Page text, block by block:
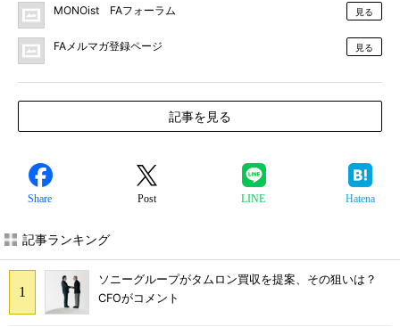
MONOist FAフォーラム 見る
FAメルマガ登録ページ 見る
記事を見る
Share Post LINE Hatena
記事ランキング
ソニーグループがタムロン買収を提案、その狙いは？
CFOがコメント